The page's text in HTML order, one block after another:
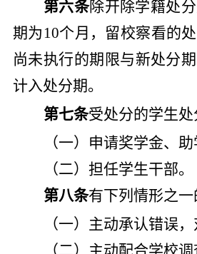
第六条除开除学籍处
期为10个月，留校察看的
尚未执行的期限与新处分
计入处分期。
第七条受处分的学生处
（一）申请奖学金、
（二）担任学生干部。
第八条有下列情形之一
（一）主动承认错误
（二）主动配合学校